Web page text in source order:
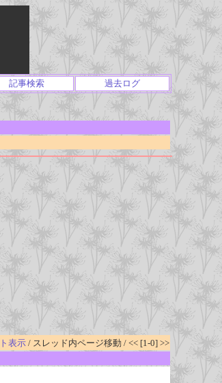
記事検索 過去ログ
表示/ スレッド内ページ移動 / << [1-0] >>